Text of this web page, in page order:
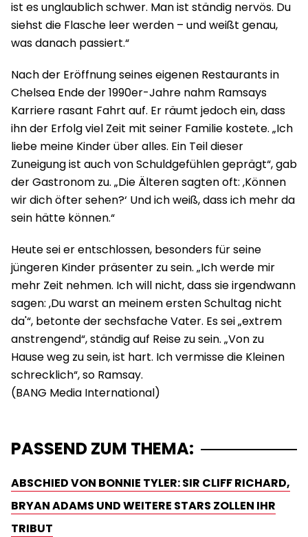
ist es unglaublich schwer. Man ist ständig nervös. Du
siehst die Flasche leer werden – und weißt genau,
was danach passiert.“
Nach der Eröffnung seines eigenen Restaurants in
Chelsea Ende der 1990er-Jahre nahm Ramsays
Karriere rasant Fahrt auf. Er räumt jedoch ein, dass
ihn der Erfolg viel Zeit mit seiner Familie kostete. „Ich
liebe meine Kinder über alles. Ein Teil dieser
Zuneigung ist auch von Schuldgefühlen geprägt“, gab
der Gastronom zu. „Die Älteren sagten oft: ‚Können
wir dich öfter sehen?‘ Und ich weiß, dass ich mehr da
sein hätte können.“
Heute sei er entschlossen, besonders für seine
jüngeren Kinder präsenter zu sein. „Ich werde mir
mehr Zeit nehmen. Ich will nicht, dass sie irgendwann
sagen: ‚Du warst an meinem ersten Schultag nicht
da'“, betonte der sechsfache Vater. Es sei „extrem
anstrengend“, ständig auf Reise zu sein. „Von zu
Hause weg zu sein, ist hart. Ich vermisse die Kleinen
schrecklich“, so Ramsay.
PASSEND ZUM THEMA:
ABSCHIED VON BONNIE TYLER: SIR CLIFF RICHARD,
BRYAN ADAMS UND WEITERE STARS ZOLLEN IHR
TRIBUT